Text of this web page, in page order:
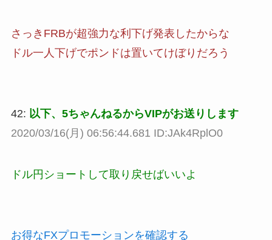
さっきFRBが超強力な利下げ発表したからな
ドル一人下げでポンドは置いてけぼりだろう
42: 以下、5ちゃんねるからVIPがお送りします
2020/03/16(月) 06:56:44.681 ID:JAk4RplO0
ドル円ショートして取り戻せばいいよ
お得なFXプロモーションを確認する